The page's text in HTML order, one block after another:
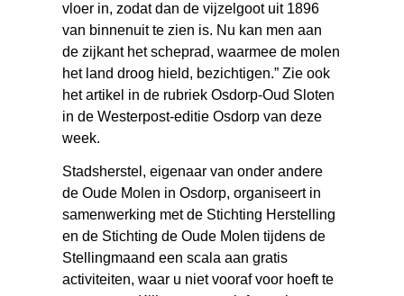
vloer in, zodat dan de vijzelgoot uit 1896
van binnenuit te zien is. Nu kan men aan
de zijkant het scheprad, waarmee de molen
het land droog hield, bezichtigen.” Zie ook
het artikel in de rubriek Osdorp-Oud Sloten
in de Westerpost-editie Osdorp van deze
week.
Stadsherstel, eigenaar van onder andere
de Oude Molen in Osdorp, organiseert in
samenwerking met de Stichting Herstelling
en de Stichting de Oude Molen tijdens de
Stellingmaand een scala aan gratis
activiteiten, waar u niet vooraf voor hoeft te